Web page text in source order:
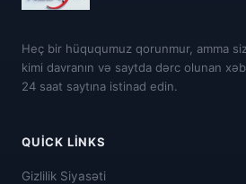
Heç bir hüququmuz qorunmur, amma
kimi davranın və saytda dərc olunan
24 saat saytına istinad edin.
QUICK LINKS
Gizlilik Siyasəti